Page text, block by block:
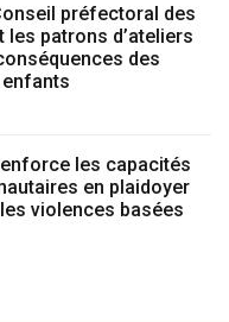
préfectoral des
patrons d’ateliers
des
les capacités
en plaidoyer
violences basées